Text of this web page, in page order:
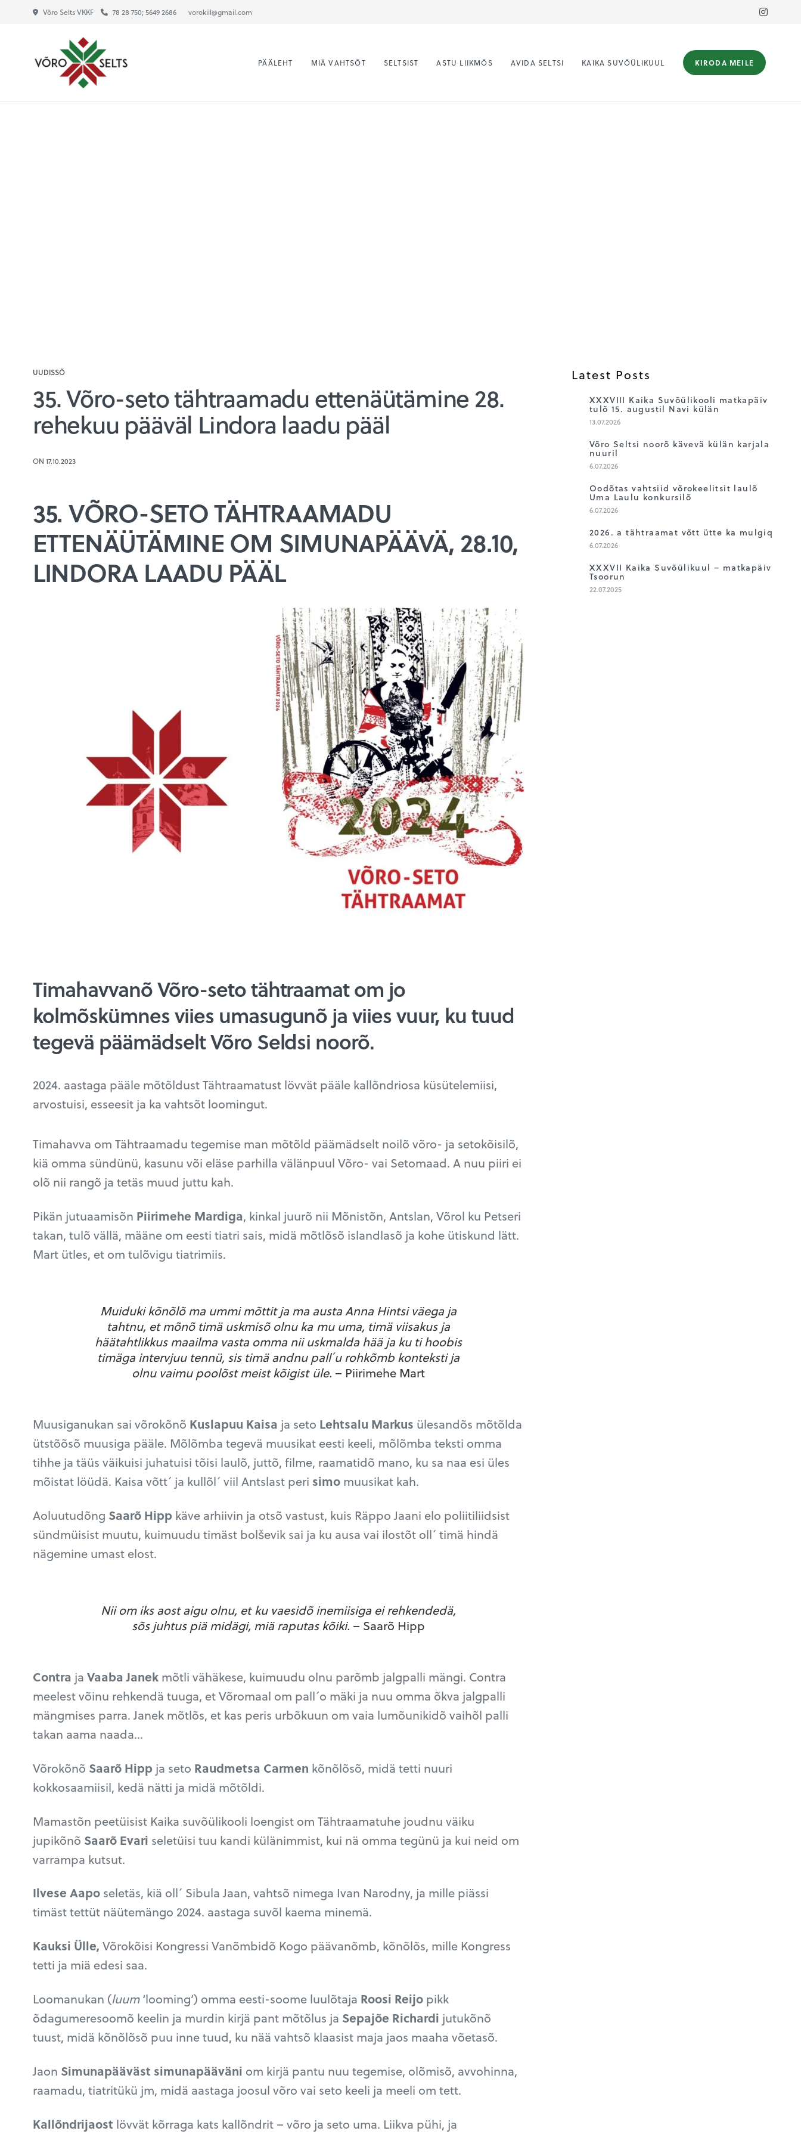
Võro Selts VKKF 78 28 750; 5649 2686 vorokiil@gmail.com
PÄÄLEHT MIÄ VAHTSÕT SELTSIST ASTU LIIKMÕS AVIDA SELTSI KAIKA SUVÕÜLIKUUL KIRODA MEILE
UUDISSÕ
35. Võro-seto tähtraamadu ettenäütämine 28.
rehekuu pääväl Lindora laadu pääl
ON 17.10.2023
35. VÕRO-SETO TÄHTRAAMADU
ETTENÄÜTÄMINE OM SIMUNAPÄÄVÄ, 28.10,
LINDORA LAADU PÄÄL
Timahavvanõ Võro-seto tähtraamat om jo
kolmõskümnes viies umasugunõ ja viies vuur, ku tuud
tegevä päämädselt Võro Seldsi noorõ.
2024. aastaga pääle mõtõldust Tähtraamatust lövvät pääle kallõndriosa küsütelemiisi,
arvostuisi, esseesit ja ka vahtsõt loomingut.
Timahavva om Tähtraamadu tegemise man mõtõld päämädselt noilõ võro- ja setokõisilõ,
kiä omma sündünü, kasunu või eläse parhilla välänpuul Võro- vai Setomaad. A nuu piiri ei
olõ nii rangõ ja tetäs muud juttu kah.
Pikän jutuaamisõn Piirimehe Mardiga, kinkal juurõ nii Mõnistõn, Antslan, Võrol ku Petseri
takan, tulõ vällä, määne om eesti tiatri sais, midä mõtlõsõ islandlasõ ja kohe ütiskund lätt.
Mart ütles, et om tulõvigu tiatrimiis.
Muiduki kõnõlõ ma ummi mõttit ja ma austa Anna Hintsi väega ja
tahtnu, et mõnõ timä uskmisõ olnu ka mu uma, timä viisakus ja
häätahtlikkus maailma vasta omma nii uskmalda hää ja ku ti hoobis
timäga intervjuu tennü, sis timä andnu pall ́u rohkõmb konteksti ja
olnu vaimu poolõst meist kõigist üle. – Piirimehe Mart
Muusiganukan sai võrokõnõ Kuslapuu Kaisa ja seto Lehtsalu Markus ülesandõs mõtõlda
ütstõõsõ muusiga pääle. Mõlõmba tegevä muusikat eesti keeli, mõlõmba teksti omma
tihhe ja täüs väikuisi juhatuisi tõisi laulõ, juttõ, filme, raamatidõ mano, ku sa naa esi üles
mõistat löüdä. Kaisa võtt´ ja kullõl´ viil Antslast perisimo muusikat kah.
Aoluutudõng Saarõ Hipp käve arhiivin ja otsõ vastust, kuis Räppo Jaani elo poliitiliidsist
sündmüisist muutu, kuimuudu timäst bolševik sai ja ku ausa vai ilostõt oll´ timä hindä
nägemine umast elost.
Nii om iks aost aigu olnu, et ku vaesidõ inemiisiga ei rehkendedä,
sõs juhtus piä midägi, miä raputas kõiki. – Saarõ Hipp
Contra jaVaaba Janek mõtli vähäkese, kuimuudu olnu parõmb jalgpalli mängi. Contra
meelest võinu rehkendä tuuga, et Võromaal om pall´o mäki ja nuu omma õkva jalgpalli
mängmises parra. Janek mõtlõs, et kas peris urbõkuun om vaia lumõunikidõ vaihõl palli
takan aama naada…
Võrokõnõ Saarõ Hipp ja seto Raudmetsa Carmen kõnõlõsõ, midä tetti nuuri
kokkosaamiisil, kedä nätti ja midä mõtõldi.
Mamastõn peetüisist Kaika suvõülikooli loengist om Tähtraamatuhe joudnu väiku
jupikõnõ Saarõ Evari seletüisi tuu kandi külänimmist, kui nä omma tegünü ja kui neid om
varrampa kutsut.
Ilvese Aapo seletäs, kiä oll´ Sibula Jaan, vahtsõ nimega Ivan Narodny, ja mille piässi
timäst tettüt näütemängo 2024. aastaga suvõl kaema minemä.
Kauksi Ülle,Võrokõisi Kongressi Vanõmbidõ Kogo päävanõmb, kõnõlõs, mille Kongress
tetti ja miä edesi saa.
Loomanukan (luum‘looming’) omma eesti-soome luulõtaja Roosi Reijo pikk
õdagumeresoomõ keelin ja murdin kirjä pant mõtõlus ja Sepajõe Richardi jutukõnõ
tuust, midä kõnõlõsõ puu inne tuud, ku nää vahtsõ klaasist maja jaos maaha võetasõ.
Jaon Simunapääväst simunapääväni om kirjä pantu nuu tegemise, olõmisõ, avvohinna,
raamadu, tiatritükü jm, midä aastaga joosul võro vai seto keeli ja meeli om tett.
Kallõndrijaost lövvät kõrraga kats kallõndrit – võro ja seto uma. Liikva pühi, ja
Latest Posts
XXXVIII Kaika Suvõülikooli matkapäiv
tulõ 15. augustil Navi külän
13.07.2026
Võro Seltsi noorõ kävevä külän karjala
nuuril
6.07.2026
Oodõtas vahtsiid võrokeelitsit laulõ
Uma Laulu konkursilõ
6.07.2026
2026. a tähtraamat võtt ütte ka mulgiq
6.07.2026
XXXVII Kaika Suvõülikuul – matkapäiv
Tsoorun
22.07.2025